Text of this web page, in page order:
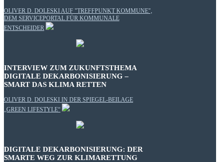
OLIVER D. DOLESKI AUF "TREFFPUNKT KOMMUNE",
DEM SERVICEPORTAL FÜR KOMMUNALE
ENTSCHEIDER
INTERVIEW ZUM ZUKUNFTSTHEMA
DIGITALE DEKARBONISIERUNG –
SMART DAS KLIMA RETTEN
OLIVER D. DOLESKI IN DER SPIEGEL-BEILAGE
„GREEN LIFESTYLE“
DIGITALE DEKARBONISIERUNG: DER
SMARTE WEG ZUR KLIMARETTUNG